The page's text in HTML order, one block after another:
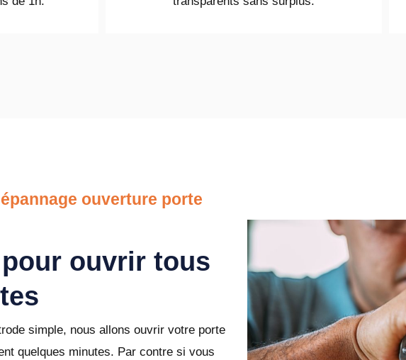
ouverture porte
ouvrir tous
simple, nous allons ouvrir votre porte
quelques minutes. Par contre si vous